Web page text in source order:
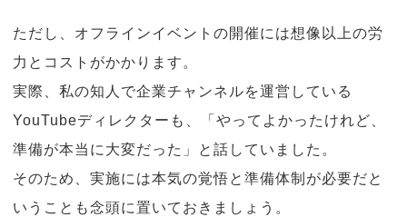
ただし、オフラインイベントの開催には想像以上の労
力とコストがかかります。
実際、私の知人で企業チャンネルを運営している
YouTubeディレクターも、「やってよかったけれど、
準備が本当に大変だった」と話していました。
そのため、実施には本気の覚悟と準備体制が必要だと
いうことも念頭に置いておきましょう。